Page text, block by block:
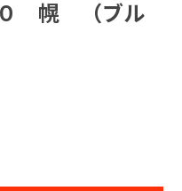
０ 幌 （ブル